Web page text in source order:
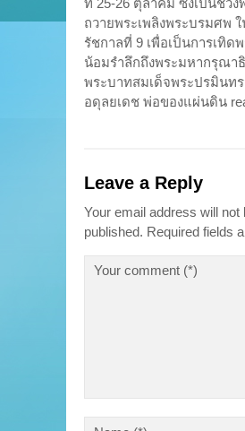
ที่ 25-26 ตุลาคม ซึ่งเป็นช่วง
ถวายพระเพลิงพระบรมศพ
รัชกาลที่ 9 เพื่อเป็นการเทิด
น้อมรำลึกถึงพระมหากรุณ
พระบาทสมเด็จพระปรมินท
อดุลยเดช พ่อของแผ่นดิน
Leave a Reply
Your email address will not
published. Required fields